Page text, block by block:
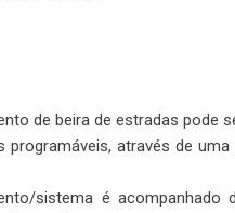
de beira de estradas pode
através de
sistema é